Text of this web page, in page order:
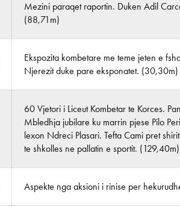
Mezini paraqet raportin. Duken Adil
(88,71m)
Ekspozita kombetare me teme jeten e
Njerezit duke pare eksponatet. (30,30m)
60 Vjetori i Liceut Kombetar te Korces.
Mbledhja jubilare ku marrin pjese Pilo
lexon Ndreci Plasari. Tefta Cami pret
te shkolles ne pallatin e sportit. (129,40m)
Aspekte nga aksioni i rinise per